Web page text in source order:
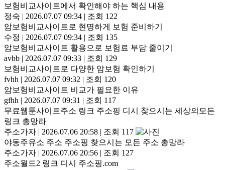
보험비교사이트에서 확인해야 하는 핵심 내용
정숙 | 2026.07.07 09:34 | 조회 122
암보험비교사이트로 현명하게 보험 준비하기
수정 | 2026.07.07 09:34 | 조회 135
암보험비교사이트 활용으로 보험료 부담 줄이기
avbb | 2026.07.07 09:33 | 조회 129
보험비교사이트로 다양한 암보험 확인하기
fvhh | 2026.07.07 09:32 | 조회 120
암보험비교사이트 비교가 필요한 이유
gfhh | 2026.07.07 09:31 | 조회 117
무료웹툰사이트주소 링크 주소핑 디시 찾으시는 세상의모든
링크 총망라
주소가자 | 2026.07.06 20:58 | 조회 117
야동주유소 주소 주소핑 찾으시는 모든 주소 총망라
주소가자 | 2026.07.06 20:56 | 조회 127
주소월드2 링크 디시 주소핑.com